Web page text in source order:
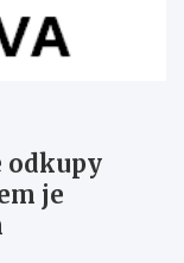
odkupy
je